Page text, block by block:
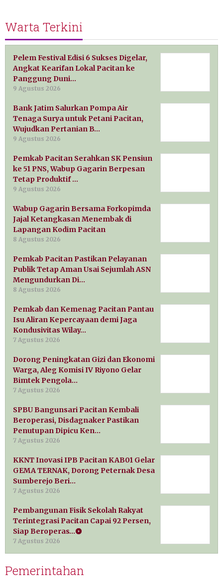
Warta Terkini
Pelem Festival Edisi 6 Sukses Digelar,
Angkat Kearifan Lokal Pacitan ke
Panggung Duni…
9 Agustus 2026
Bank Jatim Salurkan Pompa Air
Tenaga Surya untuk Petani Pacitan,
Wujudkan Pertanian B…
9 Agustus 2026
Pemkab Pacitan Serahkan SK Pensiun
ke 51 PNS, Wabup Gagarin Berpesan
Tetap Produktif …
9 Agustus 2026
Wabup Gagarin Bersama Forkopimda
Jajal Ketangkasan Menembak di
Lapangan Kodim Pacitan
8 Agustus 2026
Pemkab Pacitan Pastikan Pelayanan
Publik Tetap Aman Usai Sejumlah ASN
Mengundurkan Di…
8 Agustus 2026
Pemkab dan Kemenag Pacitan Pantau
Isu Aliran Kepercayaan demi Jaga
Kondusivitas Wilay…
7 Agustus 2026
Dorong Peningkatan Gizi dan Ekonomi
Warga, Aleg Komisi IV Riyono Gelar
Bimtek Pengola…
7 Agustus 2026
SPBU Bangunsari Pacitan Kembali
Beroperasi, Disdagnaker Pastikan
Penutupan Dipicu Ken…
7 Agustus 2026
KKNT Inovasi IPB Pacitan KAB01 Gelar
GEMA TERNAK, Dorong Peternak Desa
Sumberejo Beri…
7 Agustus 2026
Pembangunan Fisik Sekolah Rakyat
Terintegrasi Pacitan Capai 92 Persen,
Siap Beroperas…
7 Agustus 2026
Pemerintahan